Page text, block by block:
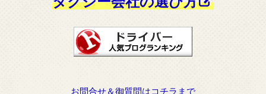
お問合せ＆御質問はコチラまで